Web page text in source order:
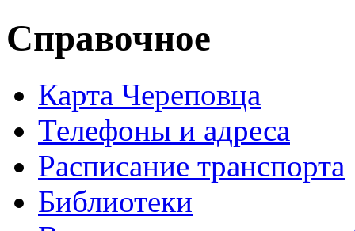
Справочное
Карта Череповца
Телефоны и адреса
Расписание транспорта
Библиотеки